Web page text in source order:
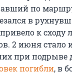
по
в
к сходу
2 июня стало
при подрыве
погибли, в